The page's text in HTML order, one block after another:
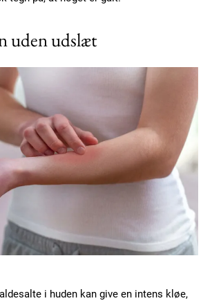
ac felis
PRICING MONTHLY PRICING
uden udslæt
i huden kan give en intens kløe,